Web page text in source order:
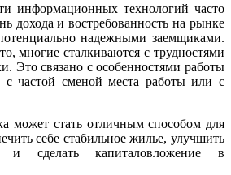
информационных технологий часто
дохода и востребованность на рынке
надежными заемщиками.
многие сталкиваются с трудностями
Это связано с особенностями работы
с частой сменой места работы или с
может стать отличным способом для
себе стабильное жилье, улучшить
сделать капиталовложение в